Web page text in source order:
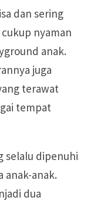
dan sering
nyaman
anak.
juga
terawat
tempat
selalu dipenuhi
anak-anak.
dua